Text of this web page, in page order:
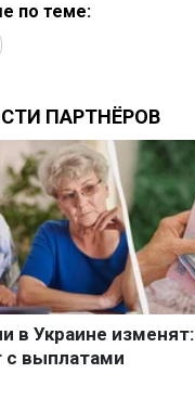
по теме: